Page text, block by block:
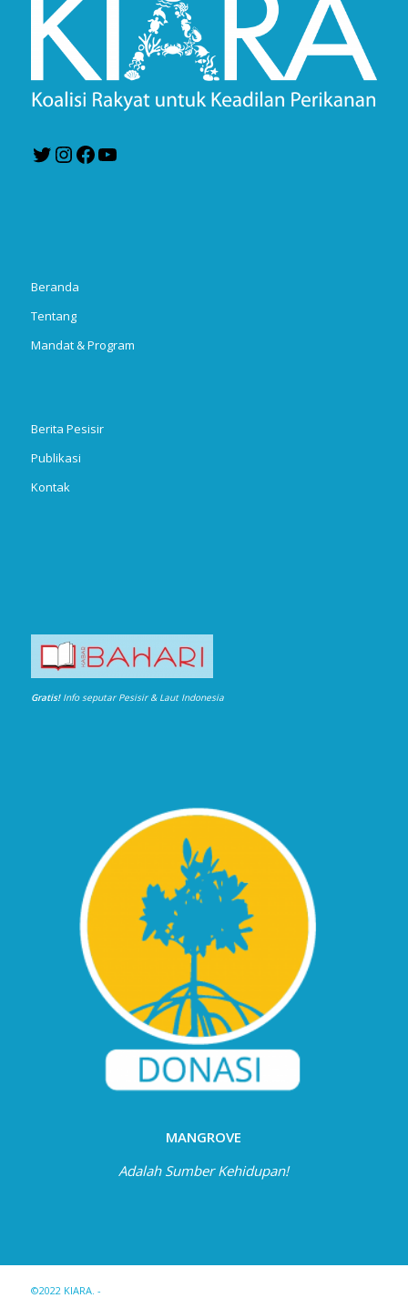
TwitterInstagram
Facebook
Beranda
Tentang
Mandat & Program
Berita Pesisir
Publikasi
Kontak
Gratis! Info seputar Pesisir & Laut Indonesia
MANGROVE
Adalah Sumber Kehidupan!
©2022 KIARA. -